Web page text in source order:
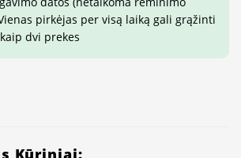
pirkėjas per visą laiką gali grąžinti
dvi prekes
Kūriniai: